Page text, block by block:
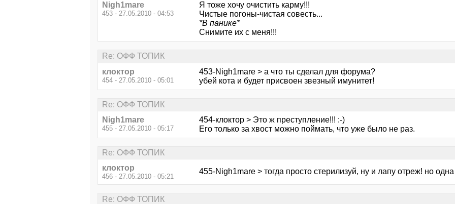
Nigh1mare
453 - 27.05.2010 - 04:53
Я тоже хочу очистить карму!!!
Чистые погоны-чистая совесть...
*В панике*
Снимите их с меня!!!
Re: ОФФ ТОПИК
клоктор
454 - 27.05.2010 - 05:01
453-Nigh1mare > а что ты сделал для форума?
убей кота и будет присвоен звезный имунитет!
Re: ОФФ ТОПИК
Nigh1mare
455 - 27.05.2010 - 05:17
454-клоктор > Это ж преступление!!! :-)
Его только за хвост можно поймать, что уже было не раз.
Re: ОФФ ТОПИК
клоктор
456 - 27.05.2010 - 05:21
455-Nigh1mare > тогда просто стерилизуй, ну и лапу отреж! но одна
Re: ОФФ ТОПИК